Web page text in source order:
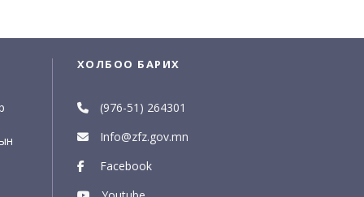
ХОЛБОО БАРИХ
(976-51) 264301
Info@zfz.gov.mn
Facebook